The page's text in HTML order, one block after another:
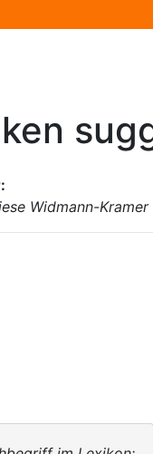
Widmann-Kramer